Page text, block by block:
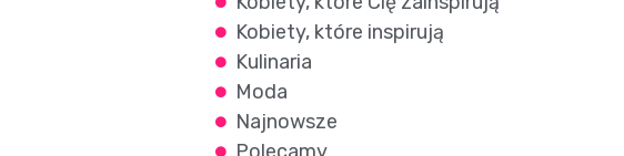
Kobiety, które inspirują
Kulinaria
Moda
Najnowsze